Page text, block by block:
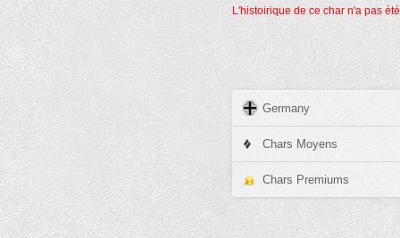
L'histoirique de ce char n'a pas
Germany
Chars Moyens
Chars Premiums